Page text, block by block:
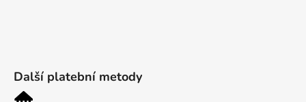
Další platební metody